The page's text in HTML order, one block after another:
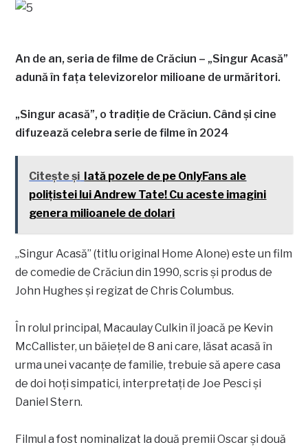
An de an, seria de filme de Crăciun – „Singur Acasă”
adună în fața televizorelor milioane de urmăritori.
„Singur acasă”, o tradiție de Crăciun. Când și cine
difuzează celebra serie de filme în 2024
Citește și Iată pozele de pe OnlyFans ale
polițistei lui Andrew Tate! Cu aceste imagini
genera milioanele de dolari
„Singur Acasă” (titlu original Home Alone) este un film
de comedie de Crăciun din 1990, scris și produs de
John Hughes și regizat de Chris Columbus.
În rolul principal, Macaulay Culkin îl joacă pe Kevin
McCallister, un băiețel de 8 ani care, lăsat acasă în
urma unei vacanțe de familie, trebuie să apere casa
de doi hoți simpatici, interpretați de Joe Pesci și
Daniel Stern.
Filmul a fost nominalizat la două premii Oscar și două